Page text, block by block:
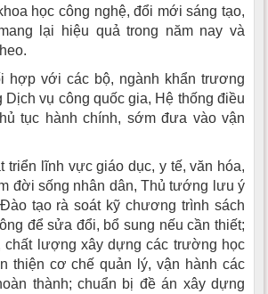
học công nghệ, đổi mới sáng tạo,
lại hiệu quả trong năm nay và
hợp với các bộ, ngành khẩn trương
Dịch vụ công quốc gia, Hệ thống điều
tục hành chính, sớm đưa vào vận
triển lĩnh vực giáo dục, y tế, văn hóa,
đời sống nhân dân, Thủ tướng lưu ý
tạo rà soát kỹ chương trình sách
để sửa đổi, bổ sung nếu cần thiết;
chất lượng xây dựng các trường học
thiện cơ chế quản lý, vận hành các
thành; chuẩn bị đề án xây dựng